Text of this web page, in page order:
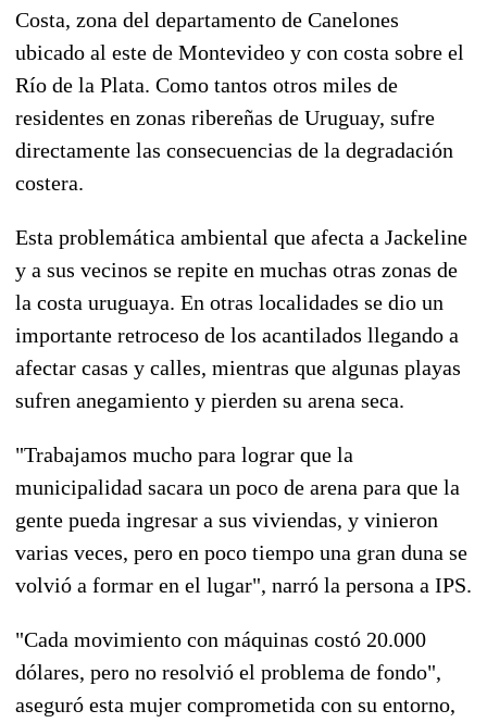
Costa, zona del departamento de Canelones
ubicado al este de Montevideo y con costa sobre el
Río de la Plata. Como tantos otros miles de
residentes en zonas ribereñas de Uruguay, sufre
directamente las consecuencias de la degradación
costera.
Esta problemática ambiental que afecta a Jackeline
y a sus vecinos se repite en muchas otras zonas de
la costa uruguaya. En otras localidades se dio un
importante retroceso de los acantilados llegando a
afectar casas y calles, mientras que algunas playas
sufren anegamiento y pierden su arena seca.
"Trabajamos mucho para lograr que la
municipalidad sacara un poco de arena para que la
gente pueda ingresar a sus viviendas, y vinieron
varias veces, pero en poco tiempo una gran duna se
volvió a formar en el lugar", narró la persona a IPS.
"Cada movimiento con máquinas costó 20.000
dólares, pero no resolvió el problema de fondo",
aseguró esta mujer comprometida con su entorno,